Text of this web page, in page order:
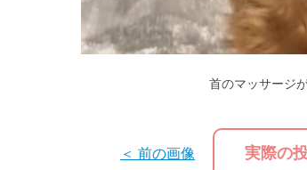
首のマッサージ
＜ 前の画像 実際の